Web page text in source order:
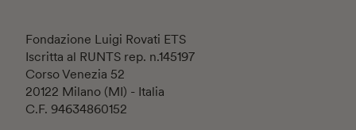
Fondazione Luigi Rovati ETS
Iscritta al RUNTS rep. n.145197
Corso Venezia 52
20122 Milano (MI) - Italia
C.F. 94634860152